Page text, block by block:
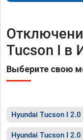
Tucson I в
Выберите свою
Hyundai Tucson I
Hyundai Tucson I